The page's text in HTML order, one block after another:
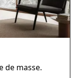
de masse.